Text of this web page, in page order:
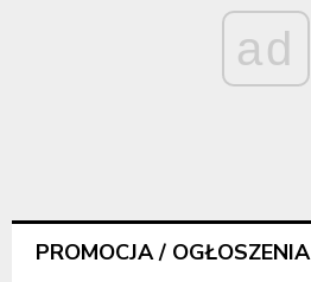
ad
PROMOCJA / OGŁOSZENIA